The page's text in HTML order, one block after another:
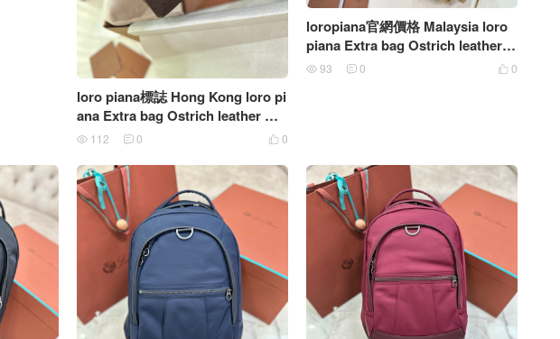
loro piana標誌 Hong Kong loro pi
ana Extra bag Ostrich leather 深
巧可可色
 0
 112  0
loropiana官網價格 Malaysia loro
piana Extra bag Ostrich leather C
hai 奶茶色金扣
 0
 93  0